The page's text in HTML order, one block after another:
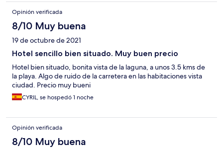
femme de ménage À ce prix je n’attendais pas du luxe mais
simplement de la propreté Expérience décevante
Opinión verificada
8/10 Muy buena
19 de octubre de 2021
Hotel sencillo bien situado. Muy buen precio
Hotel bien situado, bonita vista de la laguna, a unos 3.5 kms de
la playa. Algo de ruido de la carretera en las habitaciones vista
ciudad. Precio muy bueni
CYRIL, se hospedó 1 noche
Opinión verificada
8/10 Muy buena